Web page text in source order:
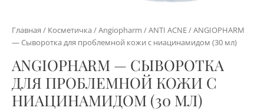
Главная / Косметичка /Angiopharm /ANTI ACNE/ ANGIOPHARM
— Сыворотка для проблемной кожи с ниацинамидом (30 мл)
ANGIOPHARM — СЫВОРОТКА
ДЛЯ ПРОБЛЕМНОЙ КОЖИ С
НИАЦИНАМИДОМ (30 МЛ)